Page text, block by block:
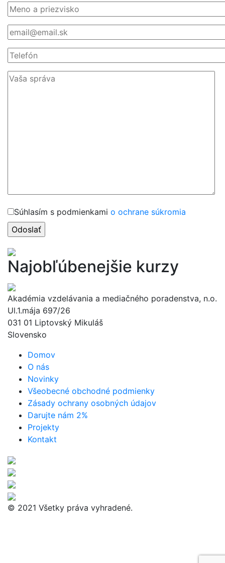
Súhlasím s podmienkami o ochrane súkromia
Najobľúbenejšie kurzy
Akadémia vzdelávania a mediačného poradenstva, n.o.
Ul.1.mája 697/26
031 01 Liptovský Mikuláš
Slovensko
Domov
O nás
Novinky
Všeobecné obchodné podmienky
Zásady ochrany osobných údajov
Darujte nám 2%
Projekty
Kontakt
© 2021 Všetky práva vyhradené.